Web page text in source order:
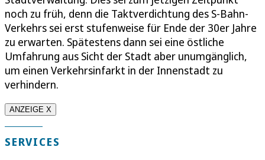
noch zu früh, denn die Taktverdichtung des S-Bahn-
Verkehrs sei erst stufenweise für Ende der 30er Jahre
zu erwarten. Spätestens dann sei eine östliche
Umfahrung aus Sicht der Stadt aber unumgänglich,
um einen Verkehrsinfarkt in der Innenstadt zu
verhindern.
ANZEIGE X
SERVICES